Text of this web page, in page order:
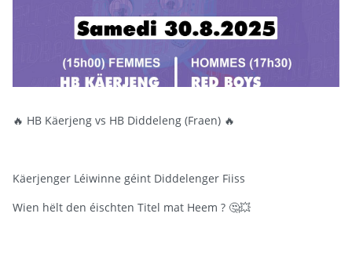
🔥 HB Käerjeng vs HB Diddeleng (Fraen) 🔥
Käerjenger Léiwinne géint Diddelenger Fiiss
Wien hëlt den éischten Titel mat Heem ? 🤔💥